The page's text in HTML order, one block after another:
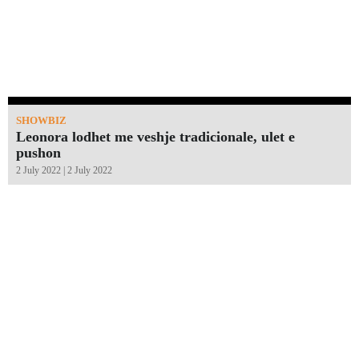
SHOWBIZ
Leonora lodhet me veshje tradicionale, ulet e
pushon
2 July 2022 | 2 July 2022